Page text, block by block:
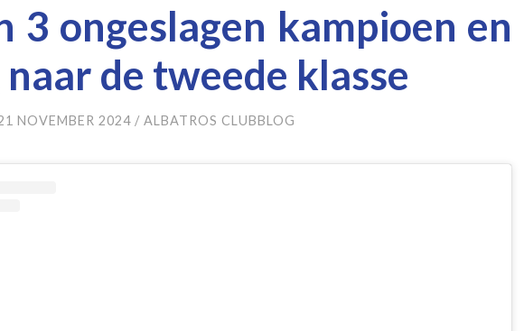
3 ongeslagen kampioen en
de tweede klasse
NOVEMBER 2024 / ALBATROS CLUBBLOG